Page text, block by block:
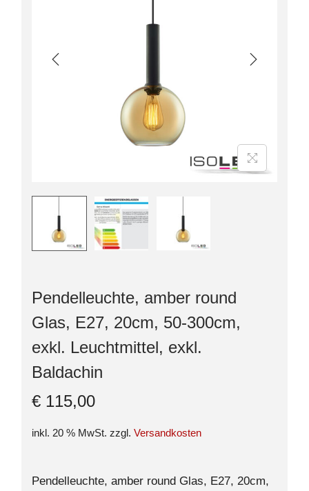
Pendelleuchte, amber round
Glas, E27, 20cm, 50-300cm,
exkl. Leuchtmittel, exkl.
Baldachin
€ 115,00
inkl. 20 % MwSt. zzgl. Versandkosten
Pendelleuchte, amber round Glas, E27, 20cm,